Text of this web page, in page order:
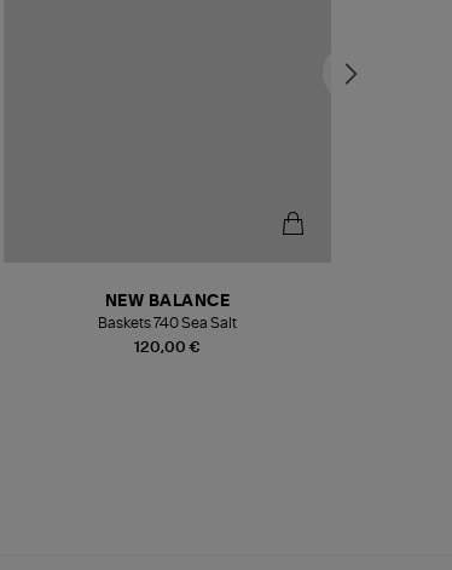
120,00 €
NEW BALANCE
Baskets 740 Sea Salt